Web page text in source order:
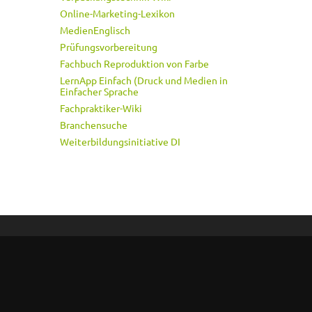
Online-Marketing-Lexikon
MedienEnglisch
Prüfungsvorbereitung
Fachbuch Reproduktion von Farbe
LernApp Einfach (Druck und Medien in
Einfacher Sprache
Fachpraktiker-Wiki
Branchensuche
Weiterbildungsinitiative DI